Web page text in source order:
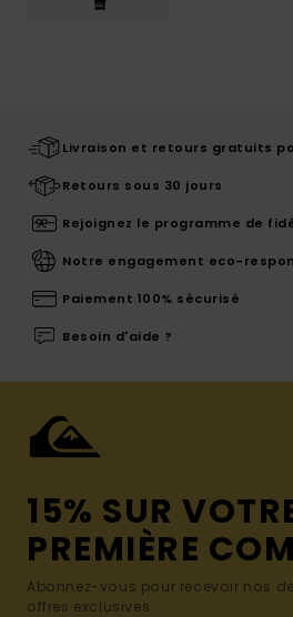
Livraison et retours gratuits
Retours sous 30 jours
Rejoignez le programme de
Notre engagement eco-
Paiement 100% sécurisé
Besoin d'aide ?
15% SUR
PREMIÈRE
Abonnez-vous pour recevoir nos
offres exclusives.